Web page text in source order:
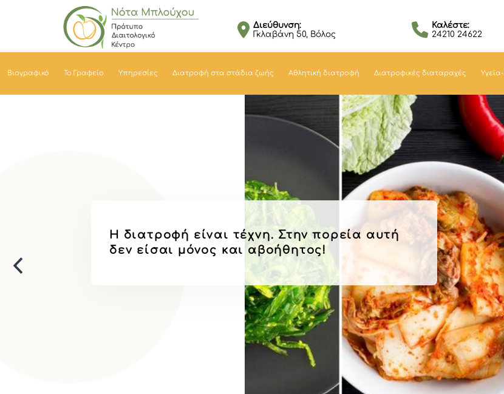
Διεύθυνση:
Γκλαβάνη 50, Βόλος
Καλέστε:
24210 24622
Βιογραφικό Το Γραφείο Υπηρεσίες Διατροφή στα στάδια ζωής Αθλητική διατροφή Διατροφικές διαταραχές
Διαιτολόγος-Διατροφολόγος Νότα Μπλούχου.
Η διατροφή είναι τέχνη!